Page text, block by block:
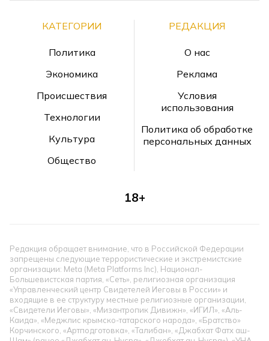
КАТЕГОРИИ
Политика
Экономика
Происшествия
Технологии
Культура
Общество
РЕДАКЦИЯ
О нас
Реклама
Условия
использования
Политика об обработке
персональных данных
18+
Редакция обращает внимание, что в Российской Федерации
запрещены следующие террористические и экстремистские
организации: Meta (Meta Platforms Inc), Национал-
Большевистская партия, «Сеть», религиозная организация
«Управленческий центр Свидетелей Иеговы в России» и
входящие в ее структуру местные религиозные организации,
«Свидетели Иеговы», «Мизантропик Дивижн», «ИГИЛ», «Аль-
Каида», «Меджлис крымско-татарского народа», «Братство»
Корчинского, «Артподготовка», «Талибан», «Джабхат Фатх аш-